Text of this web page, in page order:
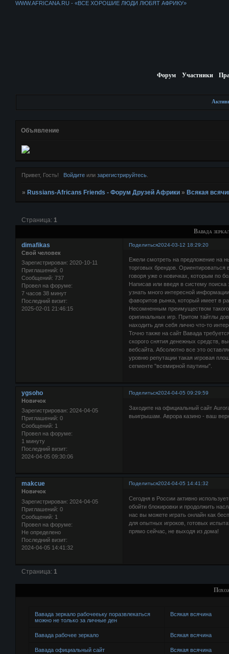
WWW.AFRICANA.RU - «ВСЕ ХОРОШИЕ ЛЮДИ ЛЮБЯТ АФРИКУ»
Форум Участники
Объявление
Привет, Гость! Войдитеили зарегистрируйтесь.
» Russians-Africans Friends - Форум Друзей Африки » Всякая
Вавада
Страница: 1
Поделиться2024-03-12 18:29:20
dimafikas
Свой человек
Зарегистрирован: 2020-10-11
Приглашений: 0
Сообщений: 737
Провел на форуме:
7 часов 38 минут
Последний визит:
2025-02-01 21:46:15
Ежели смотреть на предложение на
торговых брендов.
говоря уже о новичках, которым по
Написав или введя в систему
узнать много интересной
фаворитов рынка, который имеет в
Несомненным преимуществом такого
оригинальных игр. Притом тайтлы
находить для себя лично что-то
Точно также на сайт Вавада
скорого снятия денежных средств,
вебсайта. Абсолютно все это
уровню репутации такая игровая
сегменте "всемирной паутины".
Поделиться2024-04-05 09:29:59
ygsoho
Новичок
Зарегистрирован: 2024-04-05
Приглашений: 0
Сообщений: 1
Провел на форуме:
1 минуту
Последний визит:
2024-04-05 09:30:06
Заходите на официальный сайт
выигрышам. Аврора казино - ваш
Поделиться2024-04-05 14:41:32
makcue
Новичок
Зарегистрирован: 2024-04-05
Приглашений: 0
Сообщений: 1
Провел на форуме:
Не определено
Последний визит:
2024-04-05 14:41:32
Сегодня в России активно
обойти блокировки и продолжить
нас вы можете играть онлайн как
для опытных игроков, готовых
прямо сейчас, не выходя из дома!
Страница: 1
Вавада зеркало рабочееьку поразвлекаться
можно не только за личные ден
Всякая всячина
Вавада рабочее зеркало Всякая всячина
Вавада официальный сайт Всякая всячина